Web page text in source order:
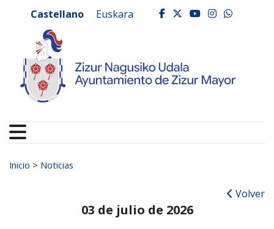
Ayuntamiento de
Castellano Euskara facebook
twitter
youtube
Buscar:
Inicio > Noticias
Volver
03 de julio de 2026